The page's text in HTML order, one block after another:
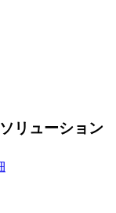
リューション